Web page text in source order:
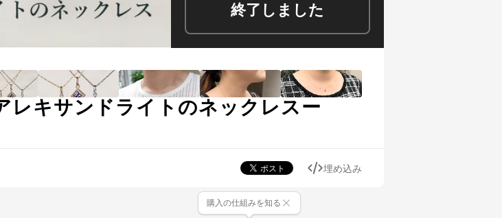
終了しました
キサンドライトのネックレスー
埋め込み
購入の仕組みを知る